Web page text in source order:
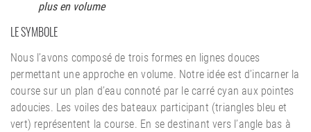
plus en volume
LE SYMBOLE
Nous l’avons composé de trois formes en lignes douces
permettant une approche en volume. Notre idée est d’incarner la
course sur un plan d’eau connoté par le carré cyan aux pointes
adoucies. Les voiles des bateaux participant (triangles bleu et
vert) représentent la course. En se destinant vers l’angle bas à